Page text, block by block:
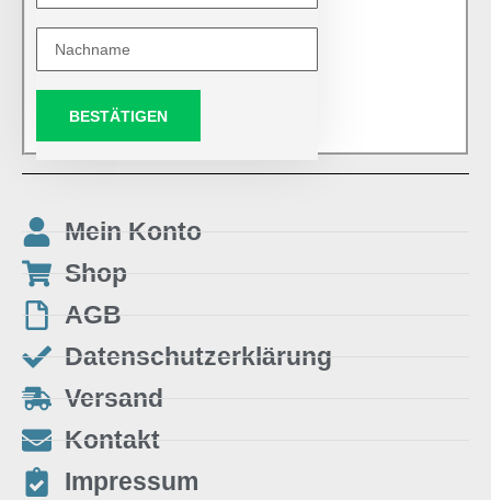
BESTÄTIGEN
Mein Konto
Shop
AGB
Datenschutzerklärung
Versand
Kontakt
Impressum